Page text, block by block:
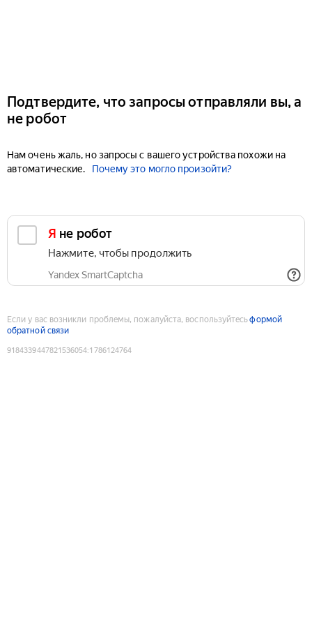
Подтвердите, что запросы отправляли вы, а
не робот
Нам очень жаль, но запросы с вашего устройства похожи на
автоматические.
Почему это могло произойти?
Я не робот
Нажмите, чтобы продолжить
Yandex SmartCaptcha
Если у вас возникли проблемы, пожалуйста, воспользуйтесьформой
обратной связи
9184339447821536054:1786124764